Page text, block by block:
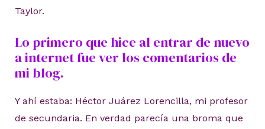
Taylor.
Lo primero que hice al entrar de nuevo
a internet fue ver los comentarios de
mi blog.
Y ahí estaba: Héctor Juárez Lorencilla, mi profesor
de secundaria. En verdad parecía una broma que